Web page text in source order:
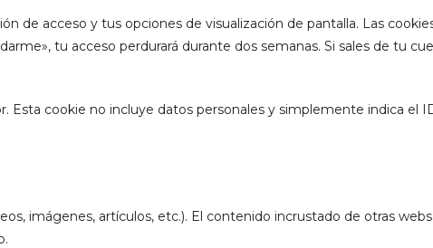
de acceso y tus opciones de visualización de pantalla. Las
tu acceso perdurará durante dos semanas. Si sales de tu
Esta cookie no incluye datos personales y simplemente indica el
imágenes, artículos, etc.). El contenido incrustado de otras